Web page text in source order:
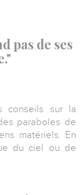
pas de ses
conseils sur la
paraboles de
matériels. En
du ciel ou de